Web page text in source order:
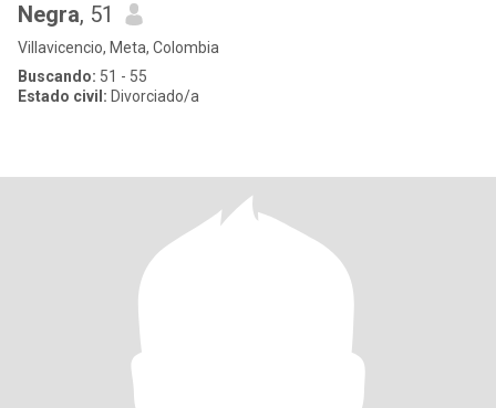
Negra, 51
Villavicencio, Meta, Colombia
Buscando: 51 - 55
Estado civil: Divorciado/a